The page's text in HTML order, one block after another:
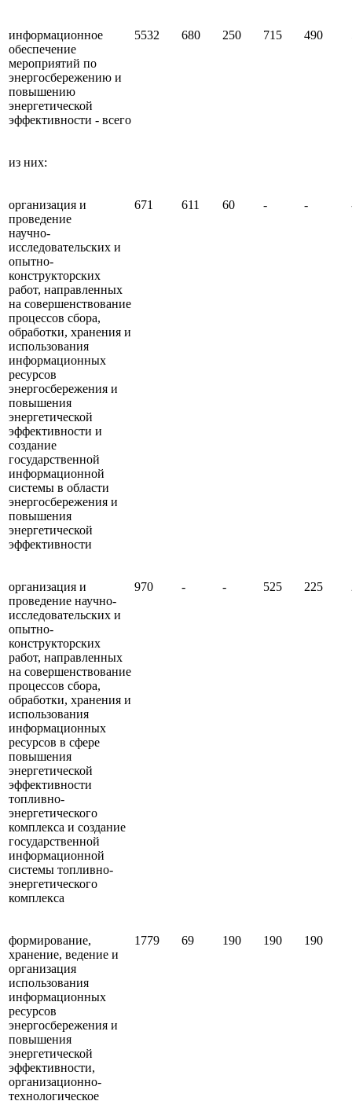
информационное
обеспечение
мероприятий по
энергосбережению и
повышению
энергетической
эффективности - всего
5532 680 250 715 490
из них:
организация и
проведение
научно-
исследовательских и
опытно-
конструкторских
работ, направленных
на совершенствование
процессов сбора,
обработки, хранения и
использования
информационных
ресурсов
энергосбережения и
повышения
энергетической
эффективности и
создание
государственной
информационной
системы в области
энергосбережения и
повышения
энергетической
эффективности
671 611 60 - -
организация и
проведение научно-
исследовательских и
опытно-
конструкторских
работ, направленных
на совершенствование
процессов сбора,
обработки, хранения и
использования
информационных
ресурсов в сфере
повышения
энергетической
эффективности
топливно-
энергетического
комплекса и создание
государственной
информационной
системы топливно-
энергетического
комплекса
970 - - 525 225
формирование,
хранение, ведение и
организация
использования
информационных
ресурсов
энергосбережения и
повышения
энергетической
эффективности,
организационно-
технологическое
1779 69 190 190 190